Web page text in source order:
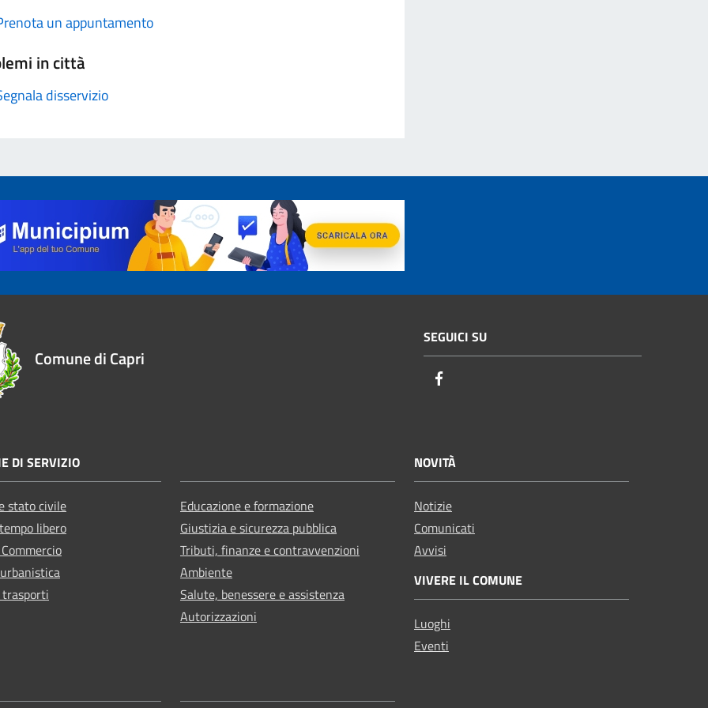
un appuntamento
in città
disservizio
Comune di Capri
SEGUICI SU
DI SERVIZIO
stato civile
libero
Educazione e formazione
Giustizia e sicurezza pubblica
Tributi, finanze e contravvenzioni
Ambiente
Salute, benessere e assistenza
Autorizzazioni
NOVITÀ
Notizie
Comunicati
Avvisi
VIVERE IL COMUNE
Luoghi
Eventi